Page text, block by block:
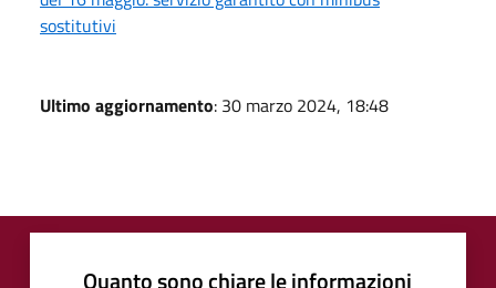
sostitutivi
Ultimo aggiornamento: 30 marzo 2024, 18:48
Quanto sono chiare le informazioni